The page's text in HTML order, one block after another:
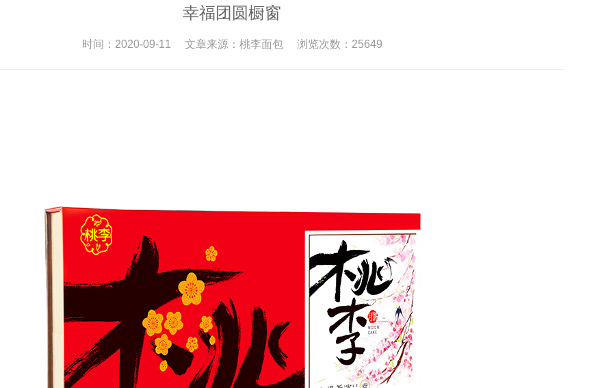
幸福团圆橱窗
时间：2020-09-11 文章来源：桃李面包 浏览次数：25649